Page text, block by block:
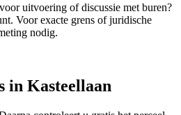
uitvoering of discussie met buren?
Voor exacte grens of juridische
nodig.
in Kasteellaan